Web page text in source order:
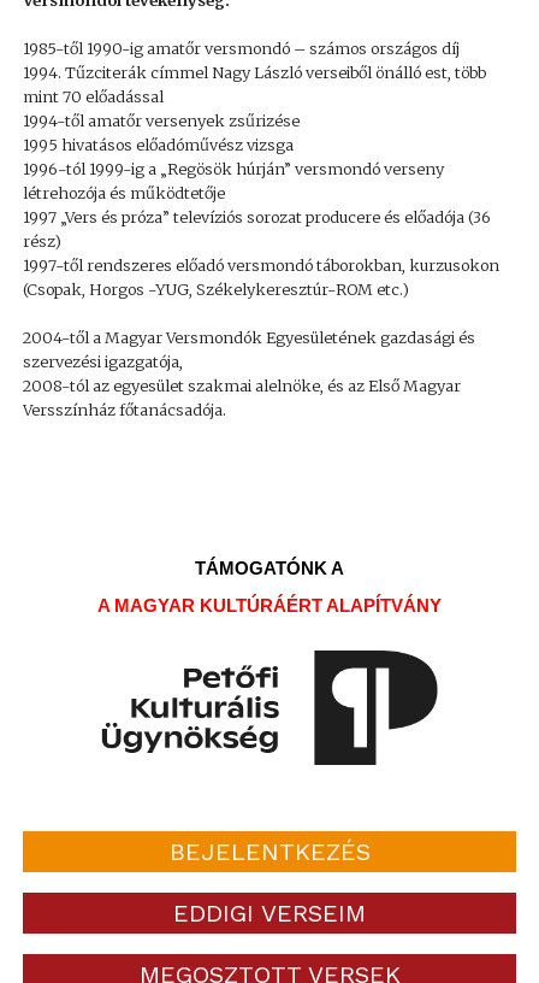
1985-től 1990-ig amatőr versmondó – számos országos díj
1994. Tűzciterák címmel Nagy László verseiből önálló est, több
mint 70 előadással
1994-től amatőr versenyek zsűrizése
1995 hivatásos előadóművész vizsga
1996-tól 1999-ig a „Regösök húrján” versmondó verseny
létrehozója és működtetője
1997 „Vers és próza” televíziós sorozat producere és előadója (36
rész)
1997-től rendszeres előadó versmondó táborokban, kurzusokon
(Csopak, Horgos -YUG, Székelykeresztúr-ROM etc.)
2004-től a Magyar Versmondók Egyesületének gazdasági és
szervezési igazgatója,
2008-tól az egyesület szakmai alelnöke, és az Első Magyar
Versszínház főtanácsadója.
TÁMOGATÓNK A
A MAGYAR KULTÚRÁÉRT ALAPÍTVÁNY
BEJELENTKEZÉS
EDDIGI VERSEIM
MEGOSZTOTT VERSEK